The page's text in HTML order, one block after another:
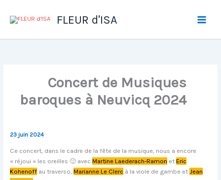
contenu
FLEUR d'ISA
Concert de Musiques
baroques à Neuvicq 2024
23 juin 2024
Ce concert, dans le cadre de la fête de la musique, nous a encore
« réjoui » les oreilles 🙂 avec Martine Laederach-Ramon et Eric
Kohenoffau traverso, Marianne Le Clerc à la viole de gambe et Jean